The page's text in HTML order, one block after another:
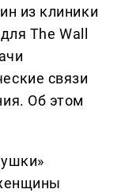
из клиники
The Wall
связи
Об этом